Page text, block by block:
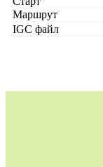
Маршрут
IGC файл